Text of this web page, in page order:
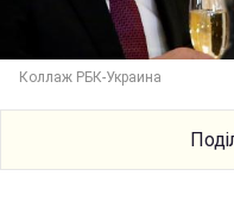
Коллаж РБК-Украина